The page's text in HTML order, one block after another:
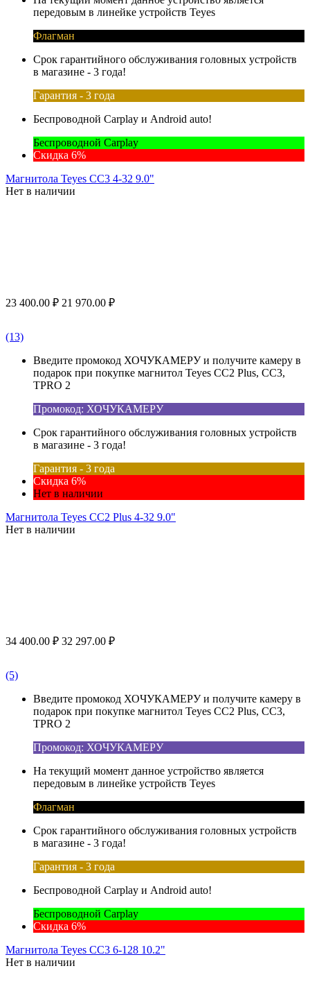
передовым в линейке устройств Teyes
Флагман
Срок гарантийного обслуживания головных устройств
в магазине - 3 года!
Гарантия - 3 года
Беспроводной Carplay и Android auto!
Беспроводной Carplay
Скидка 6%
Магнитола Teyes CC3 4-32 9.0"
Нет в наличии
23 400.00 ₽ 21 970.00 ₽
(13)
Введите промокод ХОЧУКАМЕРУ и получите камеру в
подарок при покупке магнитол Teyes CC2 Plus, CC3,
TPRO 2
Промокод: ХОЧУКАМЕРУ
Срок гарантийного обслуживания головных устройств
в магазине - 3 года!
Гарантия - 3 года
Скидка 6%
Нет в наличии
Магнитола Teyes CC2 Plus 4-32 9.0"
Нет в наличии
34 400.00 ₽ 32 297.00 ₽
(5)
Введите промокод ХОЧУКАМЕРУ и получите камеру в
подарок при покупке магнитол Teyes CC2 Plus, CC3,
TPRO 2
Промокод: ХОЧУКАМЕРУ
На текущий момент данное устройство является
передовым в линейке устройств Teyes
Флагман
Срок гарантийного обслуживания головных устройств
в магазине - 3 года!
Гарантия - 3 года
Беспроводной Carplay и Android auto!
Беспроводной Carplay
Скидка 6%
Магнитола Teyes CC3 6-128 10.2"
Нет в наличии